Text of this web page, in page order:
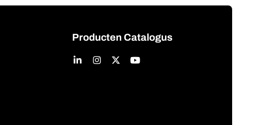
Producten Catalogus